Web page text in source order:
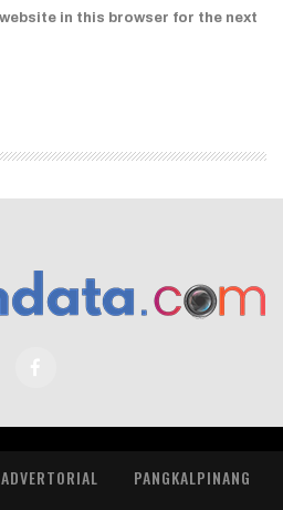
website in this browser for the next
ADVERTORIAL PANGKALPINANG